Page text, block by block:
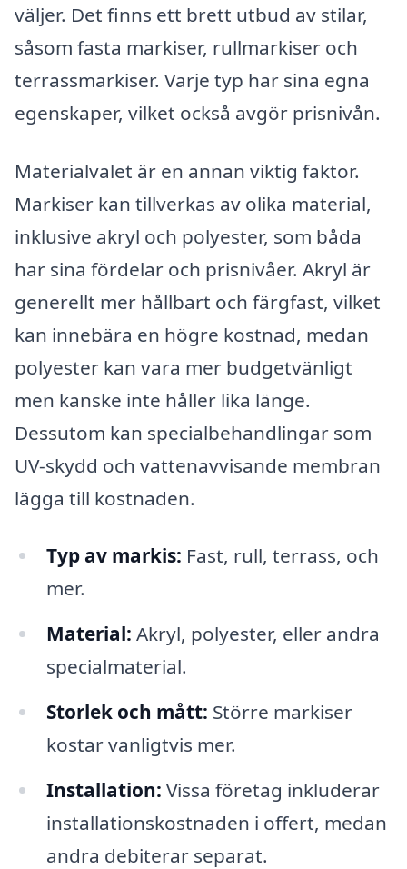
väljer. Det finns ett brett utbud av stilar,
såsom fasta markiser, rullmarkiser och
terrassmarkiser. Varje typ har sina egna
egenskaper, vilket också avgör prisnivån.
Materialvalet är en annan viktig faktor.
Markiser kan tillverkas av olika material,
inklusive akryl och polyester, som båda
har sina fördelar och prisnivåer. Akryl är
generellt mer hållbart och färgfast, vilket
kan innebära en högre kostnad, medan
polyester kan vara mer budgetvänligt
men kanske inte håller lika länge.
Dessutom kan specialbehandlingar som
UV-skydd och vattenavvisande membran
lägga till kostnaden.
Typ av markis: Fast, rull, terrass, och
mer.
Material: Akryl, polyester, eller andra
specialmaterial.
Storlek och mått: Större markiser
kostar vanligtvis mer.
Installation: Vissa företag inkluderar
installationskostnaden i offert, medan
andra debiterar separat.